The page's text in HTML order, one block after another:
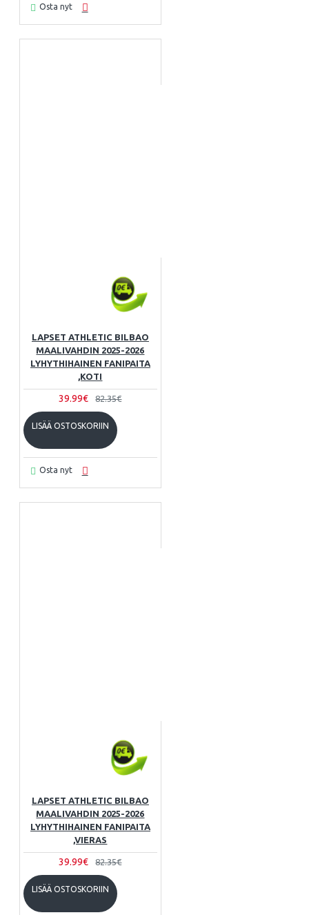
Osta nyt
LAPSET ATHLETIC BILBAO
MAALIVAHDIN 2025-2026
LYHYTHIHAINEN FANIPAITA
,KOTI
39.99€ 82.35€
LISÄÄ OSTOSKORIIN
Osta nyt
LAPSET ATHLETIC BILBAO
MAALIVAHDIN 2025-2026
LYHYTHIHAINEN FANIPAITA
,VIERAS
39.99€ 82.35€
LISÄÄ OSTOSKORIIN